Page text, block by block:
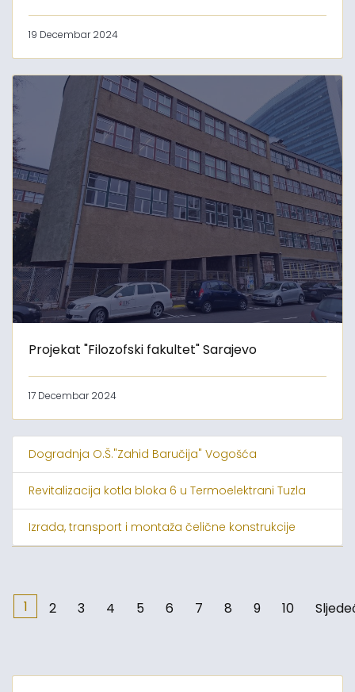
19 Decembar 2024
Projekat "Filozofski fakultet" Sarajevo
17 Decembar 2024
Dogradnja O.Š."Zahid Baručija" Vogošća
Revitalizacija kotla bloka 6 u Termoelektrani Tuzla
Izrada, transport i montaža čelične konstrukcije
1 2 3 4 5 6 7 8 9 10